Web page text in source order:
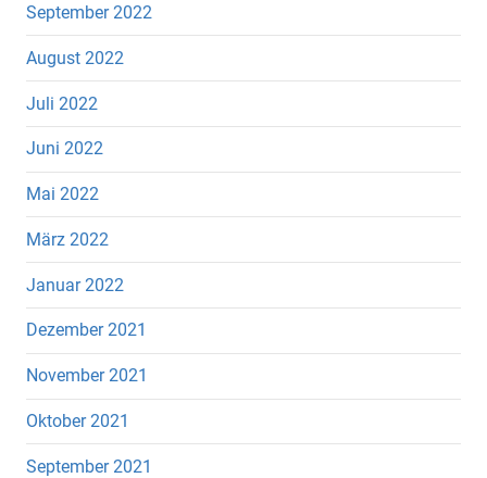
September 2022
August 2022
Juli 2022
Juni 2022
Mai 2022
März 2022
Januar 2022
Dezember 2021
November 2021
Oktober 2021
September 2021